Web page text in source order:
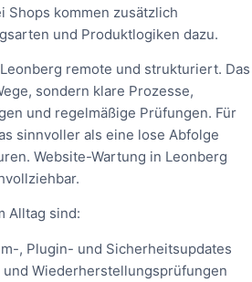
Shops kommen zusätzlich
und Produktlogiken dazu.
remote und strukturiert. Das
sondern klare Prozesse,
und regelmäßige Prüfungen. Für
sinnvoller als eine lose Abfolge
Website-Wartung in Leonberg
Alltag sind:
, Plugin- und Sicherheitsupdates
Wiederherstellungsprüfungen